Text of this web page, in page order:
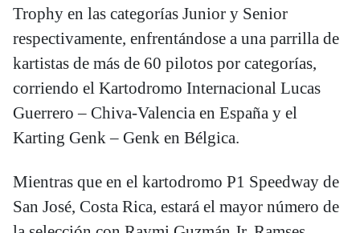
Trophy en las categorías Junior y Senior
respectivamente, enfrentándose a una parrilla de
kartistas de más de 60 pilotos por categorías,
corriendo el Kartodromo Internacional Lucas
Guerrero – Chiva-Valencia en España y el
Karting Genk – Genk en Bélgica.
Mientras que en el kartodromo P1 Speedway de
San José, Costa Rica, estará el mayor número de